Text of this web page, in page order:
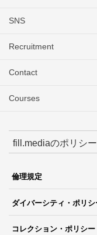
SNS
Recruitment
Contact
Courses
fill.mediaのポリシ
倫理規定
ダイバーシティ・ポリシ
コレクション・ポリシー